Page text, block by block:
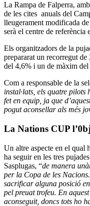
La Rampa de Falperra,
de les cites anuals del
lleugerament modificada
serà el centre de referència
Els organitzadors de la
prepararat un recorregut
del 4,6% i un de màxim del
Com a responsable de la
instal·lats, els quatre
fet en equip, ja que
pogut aconsellar als més
La Nations CUP
Un altre aspecte en el qual
ha seguir en les tres
Sasplugas, “de manera
per la Copa de les
sacrificar alguna posició
pel preuat trofeu. En
aconseguit, doncs tots ho